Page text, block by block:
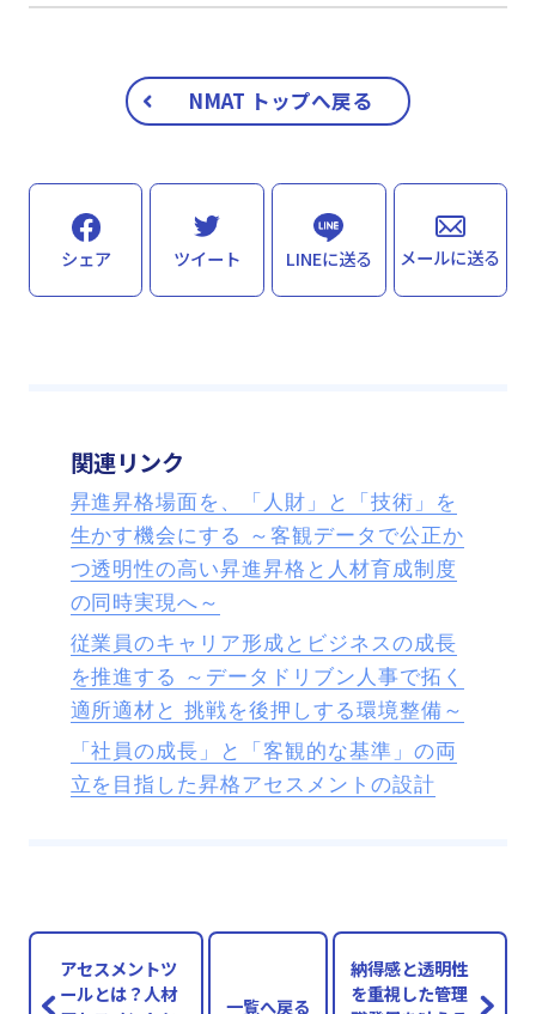
NMAT トップへ戻る
シェア ツイート LINEに送る メールに送る
関連リンク
昇進昇格場面を、「人財」と「技術」を
生かす機会にする ～客観データで公正か
つ透明性の高い昇進昇格と人材育成制度
の同時実現へ～
従業員のキャリア形成とビジネスの成長
を推進する ～データドリブン人事で拓く
適所適材と 挑戦を後押しする環境整備～
「社員の成長」と「客観的な基準」の両
立を目指した昇格アセスメントの設計
アセスメントツ
ールとは？人材
一覧へ戻る
納得感と透明性
を重視した管理